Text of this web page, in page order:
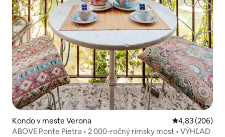
Kondo v meste Verona Priemerné
4,83 (206)
ABOVE Ponte Pietra • 2 000-ročný rímsky most • VÝHĽAD